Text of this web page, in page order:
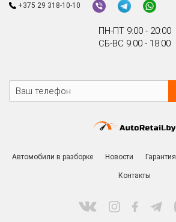
+375 29 318-10-10
ПН-ПТ 9:00 - 20:00
СБ-ВС 9:00 - 18:00
Автомобили в разборке Новости Гарантия
Контакты